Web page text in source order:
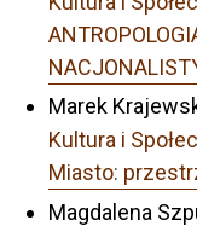
Marek
Kultura i
Miasto:
Magdalena